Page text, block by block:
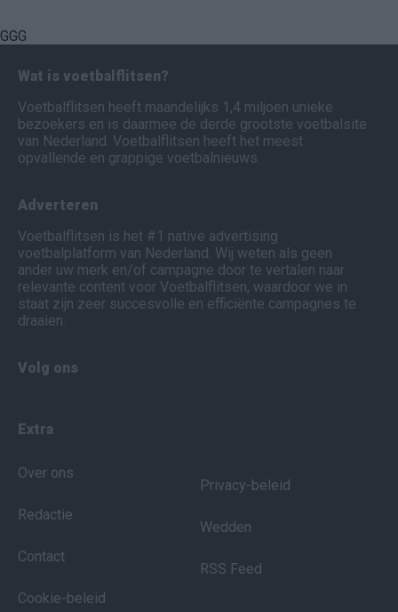
GGG
Wat is voetbalflitsen?
Voetbalflitsen heeft maandelijks 1,4 miljoen unieke
bezoekers en is daarmee de derde grootste voetbalsite
van Nederland. Voetbalflitsen heeft het meest
opvallende en grappige voetbalnieuws.
Adverteren
Voetbalflitsen is het #1 native advertising
voetbalplatform van Nederland. Wij weten als geen
ander uw merk en/of campagne door te vertalen naar
relevante content voor Voetbalflitsen, waardoor we in
staat zijn zeer succesvolle en efficiënte campagnes te
draaien.
Volg ons
Extra
Over ons
Redactie
Contact
Cookie-beleid
Privacy-beleid
Wedden
RSS Feed